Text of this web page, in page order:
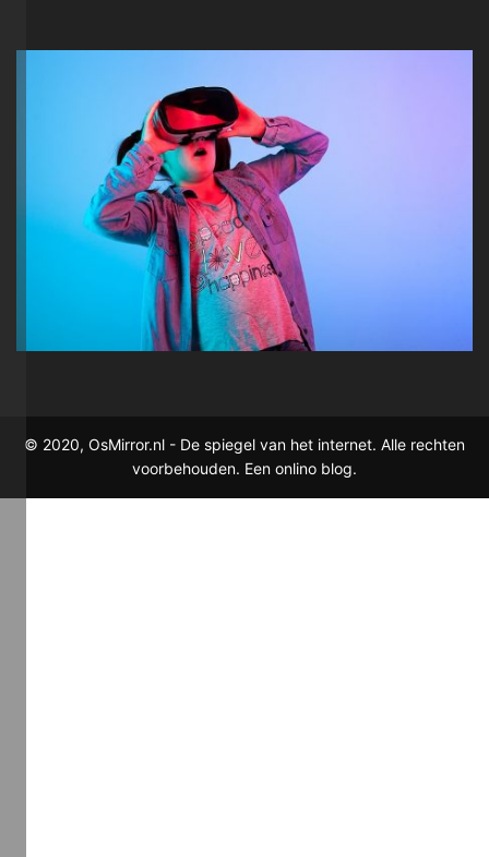
© 2020, OsMirror.nl - De spiegel van het internet. Alle rechten
voorbehouden. Een onlino blog.